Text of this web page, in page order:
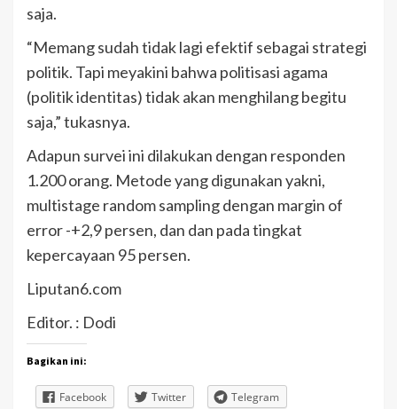
saja.
“Memang sudah tidak lagi efektif sebagai strategi
politik. Tapi meyakini bahwa politisasi agama
(politik identitas) tidak akan menghilang begitu
saja,” tukasnya.
Adapun survei ini dilakukan dengan responden
1.200 orang. Metode yang digunakan yakni,
multistage random sampling dengan margin of
error -+2,9 persen, dan dan pada tingkat
kepercayaan 95 persen.
Liputan6.com
Editor. : Dodi
Bagikan ini:
Facebook Twitter Telegram